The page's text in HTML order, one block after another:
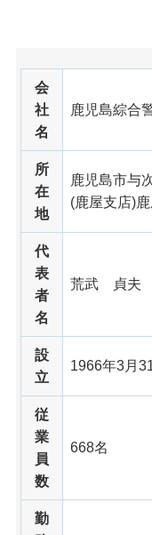
会
社
名
鹿児島綜合
所
在
地
鹿児島市与
(鹿屋支店)
代
表
者
名
荒武 貞夫
設
立
1966年3月
従
業
員
数
668名
勤